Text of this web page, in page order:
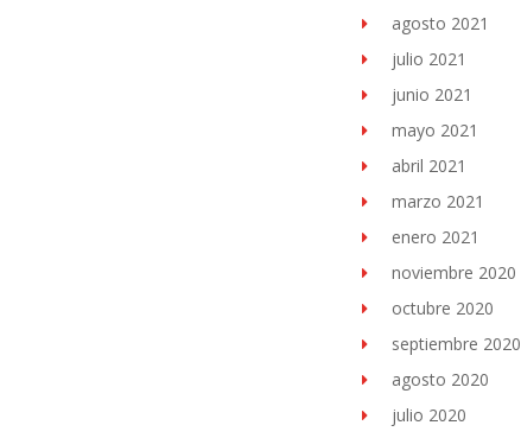
agosto 2021
julio 2021
junio 2021
mayo 2021
abril 2021
marzo 2021
enero 2021
noviembre 2020
octubre 2020
septiembre 2020
agosto 2020
julio 2020